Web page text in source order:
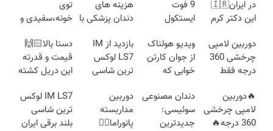
در ایران🇮🇷
این دکتر کرم
روزه ساخت!
9 فوت
ایستکول
هزینه های
دندان پزشکی با
کننده خانگی
توی
خونه،سفیدی و
برگردون
(40%off)
دوربین لامپی
چرخشی 360
درجه فقط
🔥 پرداخت
درب منزل
ویدیو هولناک
از جوان کارتن
خوابی که
آموزش رایگان
بازدید از IM
LS7 لوکس
ترین شاسی
در باشگاه
انقلاب
دستا بالا🙌🏻
قیمت و قدرته
این دریل کشته
🔥دوربین
لامپی چرخشی
360 درجه🔥
دندان مصنوعی
سوئیسی:
جدیدترین
دوربین
مداربسته
پانوراما👈🏻
IM LS7 لوکس
ترین شاسی
بلند برقی ایران